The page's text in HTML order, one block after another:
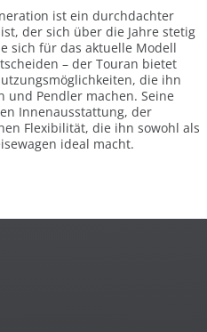
ist ein durchdachter
der sich über die Jahre stetig
sich für das aktuelle Modell
– der Touran bietet
die ihn
Pendler machen. Seine
Innenausstattung, der
Flexibilität, die ihn sowohl als
ideal macht.